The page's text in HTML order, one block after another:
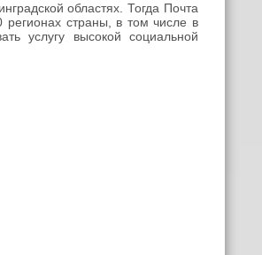
областях. Тогда Почта
страны, в том числе в
услугу высокой социальной